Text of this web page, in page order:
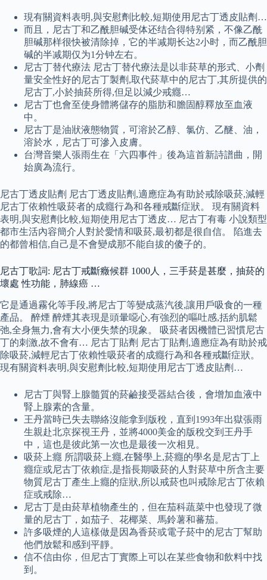
現有關資料表明,與安慰劑比較,短期使用尼古丁透皮貼劑…
而且，尼古丁和乙酰胆碱受体还结合得特别紧，不像乙酰
胆碱那样很快被清除掉，它的半减期长达2小时，而乙酰胆
碱的半减期仅为1分钟左右。
尼古丁替代療法 尼古丁替代療法是以非菸草的形式、小劑
量安全性好的尼古丁製劑,取代菸草中的尼古丁,其所提供的
尼古丁,小於抽菸所得,但足以減少戒癮…
尼古丁也會至使身體將儲存的脂肪和膽固醇釋放至血液
中。
尼古丁是油狀液態物質，可溶於乙醇、氯仿、乙醚、油，
溶於水，尼古丁可滲入皮膚。
台灣音樂人張雨生在「六四事件」後為這首新詩譜曲，開
始廣為流行。
尼古丁透皮貼劑 尼古丁透皮貼劑,適應症為有助於戒除吸菸,減輕
尼古丁依賴性吸菸者的成癮行為和各種戒斷症狀。 現有關資料
表明,與安慰劑比較,短期使用尼古丁透皮… 尼古丁有毒 小說類型
都市生活內容簡介人對於愛情和吸菸,最初都是很自信。 陷進去
的都曾相信,自己是不會變成那不能自拔的傻子的。
尼古丁歌詞: 尼古丁戒斷癥候群 1000人，三手菸是甚麼，抽菸的
壞處 性功能，肺線癌 …
它是通過霧化等手段,將尼古丁等變成蒸汽後,讓用戶吸食的一種
產品。 醉煙 醉煙其表現是頭暈噁心,有強烈的嘔吐感,括約肌鬆
弛,全身無力,會有大小便失禁的現象。 吸菸者因機體已習慣尼古
丁的刺激,故不會有… 尼古丁貼劑 尼古丁貼劑,適應症為有助於戒
除吸菸,減輕尼古丁依賴性吸菸者的成癮行為和各種戒斷症狀。
現有關資料表明,與安慰劑比較,短期使用尼古丁透皮貼劑…
尼古丁與腎上腺髓質的菸鹼接受器結合後，會增加血液中
腎上腺素的含量。
王丹當時已失去聯絡沒能拿到版稅，直到1993年出獄張雨
生親赴北京探視王丹，並將4000美金的版稅交到王丹手
中，這也是彼此第一次也是最後一次相見。
吸菸上癮 所謂吸菸上癮,在醫學上,菸癮的學名是尼古丁上
癮症或尼古丁依賴症,是指長期吸菸的人對菸草中所含主要
物質尼古丁產生上癮的症狀,所以戒菸也叫戒除尼古丁依賴
症或戒除…
尼古丁是由菸草植物產生的，但在茄科蔬菜中也發現了微
量的尼古丁，如茄子、花椰菜、馬鈴薯和蕃茄。
許多吸煙的人這樣做是因為香菸或電子菸中的尼古丁幫助
他們放鬆和感到平靜。
信不信由你，但尼古丁實際上可以在某些食物和飲料中找
到。